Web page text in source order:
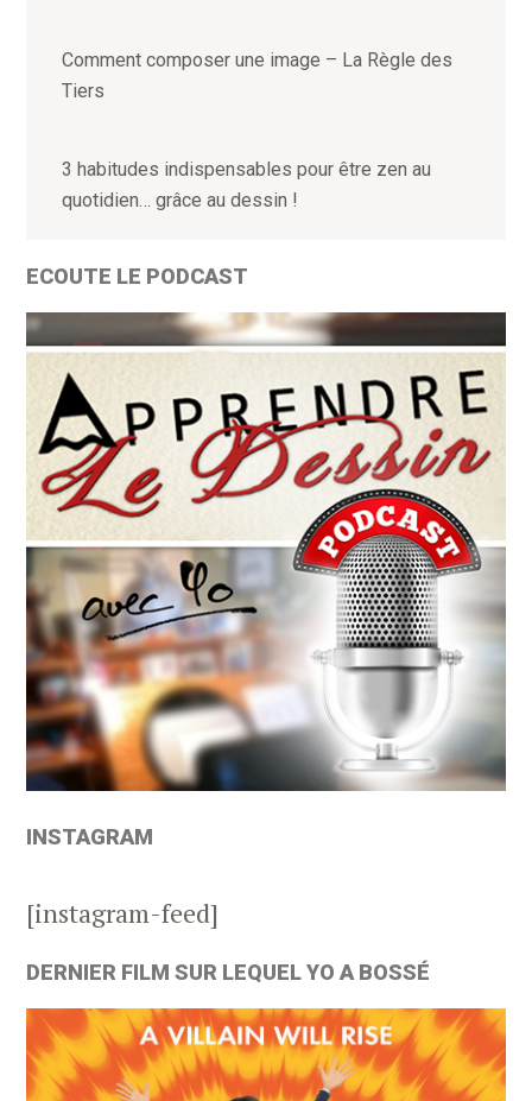
Comment composer une image – La Règle des
Tiers
3 habitudes indispensables pour être zen au
quotidien… grâce au dessin !
ECOUTE LE PODCAST
INSTAGRAM
[instagram-feed]
DERNIER FILM SUR LEQUEL YO A BOSSÉ